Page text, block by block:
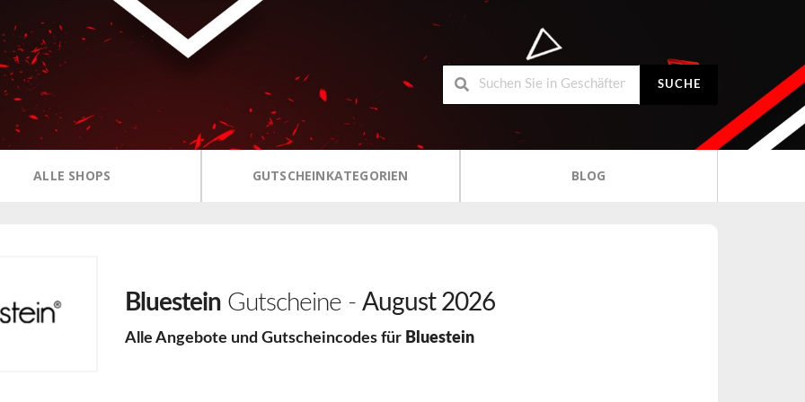
SUCHE
ALLE SHOPS GUTSCHEINKATEGORIEN BLOG
BluesteinGutscheine - August 2026
Alle Angebote und Gutscheincodes für Bluestein